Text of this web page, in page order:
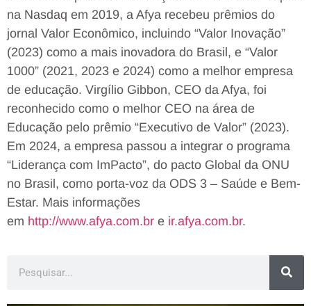
na Nasdaq em 2019, a Afya recebeu prêmios do
jornal Valor Econômico, incluindo “Valor Inovação”
(2023) como a mais inovadora do Brasil, e “Valor
1000” (2021, 2023 e 2024) como a melhor empresa
de educação. Virgílio Gibbon, CEO da Afya, foi
reconhecido como o melhor CEO na área de
Educação pelo prêmio “Executivo de Valor” (2023).
Em 2024, a empresa passou a integrar o programa
“Liderança com ImPacto”, do pacto Global da ONU
no Brasil, como porta-voz da ODS 3 – Saúde e Bem-
Estar. Mais informações
em http://www.afya.com.br e ir.afya.com.br.